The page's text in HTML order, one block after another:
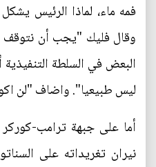
فمه ماء، لماذا الرئيس
وقال فليك "يجب أن
البعض في السلطة
ليس طبيعيا". واضاف "لن
أما على جبهة ترامب-
نيران تغريداته على